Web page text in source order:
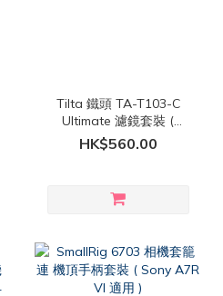
Tilta 鐵頭 TA-T103-C
Ultimate 濾鏡套裝 (
Osmo Pocket 3 / 4 / 4P
適用 )
HK$560.00